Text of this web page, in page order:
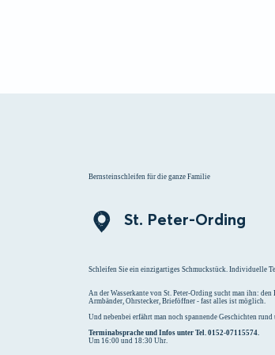
Bernsteinschleifen für die ganze Familie
St. Peter-Ording
Schleifen Sie ein einzigartiges Schmuckstück. Individuelle
An der Wasserkante von St. Peter-Ording sucht man ihn:
Armbänder, Ohrstecker, Brieföffner - fast alles ist möglich.
Und nebenbei erfährt man noch spannende Geschichten rund
Terminabsprache und Infos unter Tel. 0152-07115574.
Um 16:00 und 18:30 Uhr.